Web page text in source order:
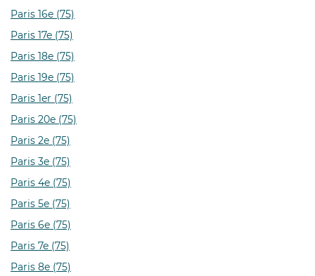
Paris 16e (75)
Paris 17e (75)
Paris 18e (75)
Paris 19e (75)
Paris 1er (75)
Paris 20e (75)
Paris 2e (75)
Paris 3e (75)
Paris 4e (75)
Paris 5e (75)
Paris 6e (75)
Paris 7e (75)
Paris 8e (75)